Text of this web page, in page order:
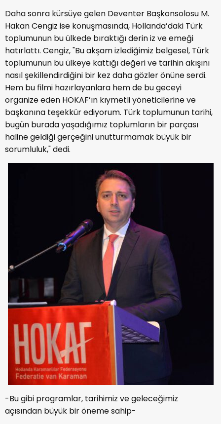
Daha sonra kürsüye gelen Deventer Başkonsolosu M.
Hakan Cengiz ise konuşmasında, Hollanda’daki Türk
toplumunun bu ülkede bıraktığı derin iz ve emeği
hatırlattı. Cengiz, "Bu akşam izlediğimiz belgesel, Türk
toplumunun bu ülkeye kattığı değeri ve tarihin akışını
nasıl şekillendirdiğini bir kez daha gözler önüne serdi.
Hem bu filmi hazırlayanlara hem de bu geceyi
organize eden HOKAF’ın kıymetli yöneticilerine ve
başkanına teşekkür ediyorum. Türk toplumunun tarihi,
bugün burada yaşadığımız toplumların bir parçası
haline geldiği gerçeğini unutturmamak büyük bir
sorumluluk," dedi.
-Bu gibi programlar, tarihimiz ve geleceğimiz
açısından büyük bir öneme sahip-